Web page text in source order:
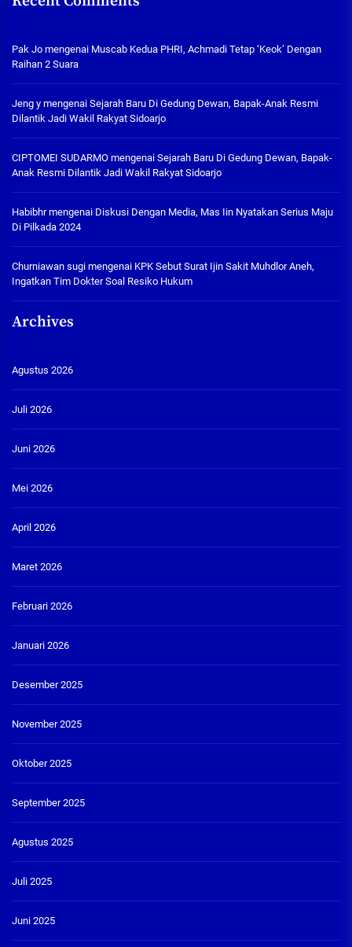
Pak Jo mengenai Muscab Kedua PHRI, Achmadi Tetap ‘Keok’ Dengan
Raihan 2 Suara
Jeng y mengenai Sejarah Baru Di Gedung Dewan, Bapak-Anak Resmi
Dilantik Jadi Wakil Rakyat Sidoarjo
CIPTOMEI SUDARMO mengenai Sejarah Baru Di Gedung Dewan, Bapak-
Anak Resmi Dilantik Jadi Wakil Rakyat Sidoarjo
Habibhrmengenai Diskusi Dengan Media, Mas Iin Nyatakan Serius Maju
Di Pilkada 2024
Churniawan sugi mengenai KPK Sebut Surat Ijin Sakit Muhdlor Aneh,
Ingatkan Tim Dokter Soal Resiko Hukum
Archives
Agustus 2026
Juli 2026
Juni 2026
Mei 2026
April 2026
Maret 2026
Februari 2026
Januari 2026
Desember 2025
November 2025
Oktober 2025
September 2025
Agustus 2025
Juli 2025
Juni 2025